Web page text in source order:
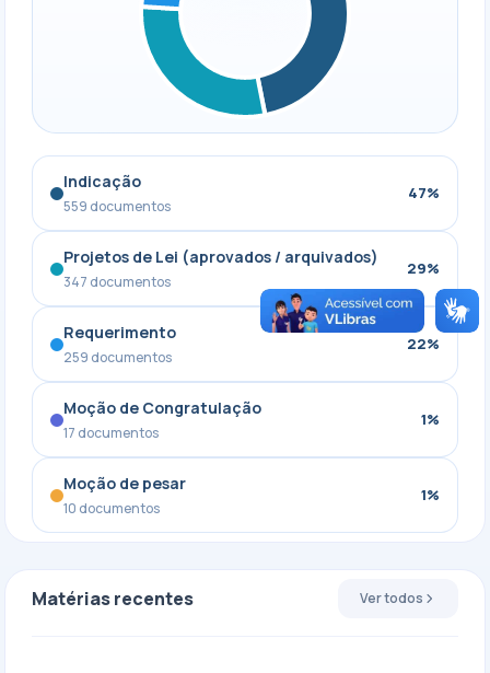
Indicação
559 documentos
47%
Projetos de Lei (aprovados / arquivados)
347 documentos
29%
Requerimento
259 documentos
22%
Moção de Congratulação
17 documentos
1%
Moção de pesar
10 documentos
1%
Matérias recentes Ver todos